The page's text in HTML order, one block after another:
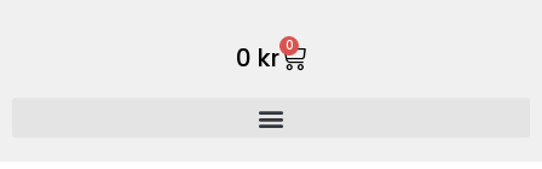
0 kr 0